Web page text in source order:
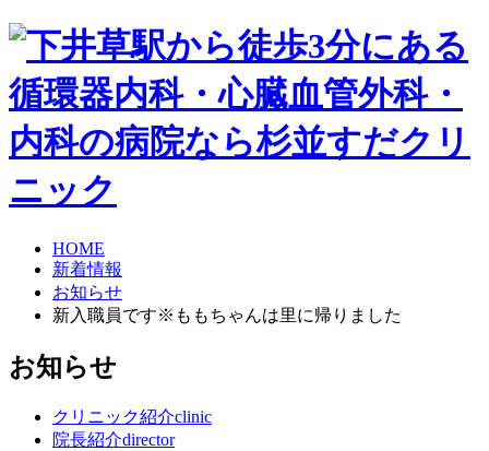
HOME
新着情報
お知らせ
新入職員です※ももちゃんは里に帰りました
お知らせ
クリニック紹介clinic
院長紹介director